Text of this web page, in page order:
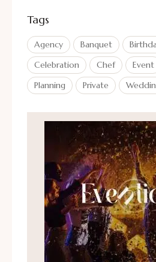
Tags
Agency Banquet
Celebration
Chef Event
Planning
Private